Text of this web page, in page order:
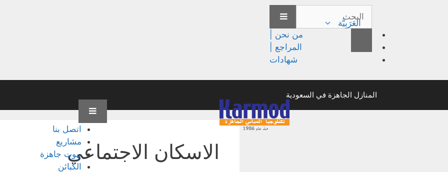
من نحن |
المراجع |
شهادات
العَرَبِيَّة
اتصل بنا
مشاريع
بيوت جاهزة
الكبائن
المنازل الجاهزة في السعودية
الاسكان الاجتماعي